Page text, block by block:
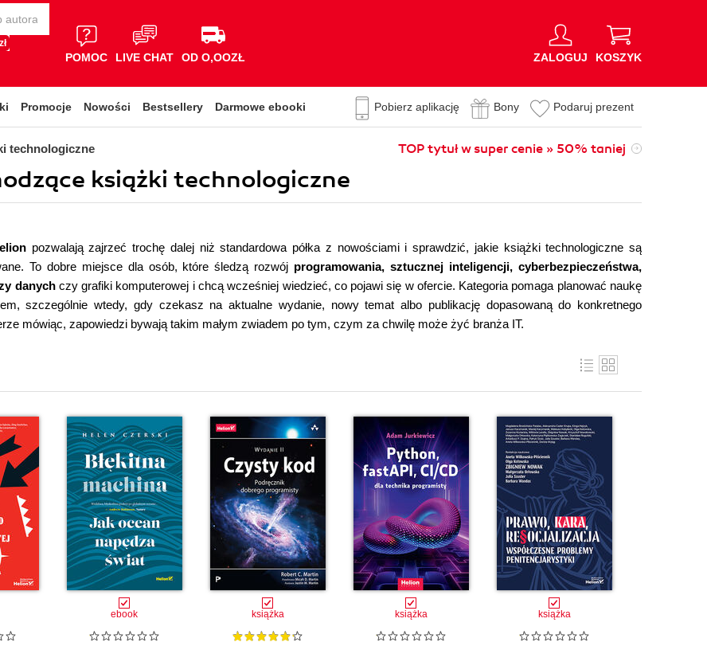
POMOC LIVE CHAT OD O,OOZŁ ZALOGUJ KOSZYK
Promocje Nowości Bestsellery Darmowe ebooki Pobierz aplikację Bony Podaruj prezent
technologiczne TOP tytuł w super cenie » 50% taniej
książki technologiczne
pozwalają zajrzeć trochę dalej niż standardowa półka z nowościami i sprawdzić, jakie książki technologiczne są
To dobre miejsce dla osób, które śledzą rozwój programowania, sztucznej inteligencji, cyberbezpieczeństwa,
danychczy grafiki komputerowej i chcą wcześniej wiedzieć, co pojawi się w ofercie. Kategoria pomaga planować naukę
szczególnie wtedy, gdy czekasz na aktualne wydanie, nowy temat albo publikację dopasowaną do konkretnego
mówiąc, zapowiedzi bywają takim małym zwiadem po tym, czym za chwilę może żyć branża IT.
ebook książka książka książka